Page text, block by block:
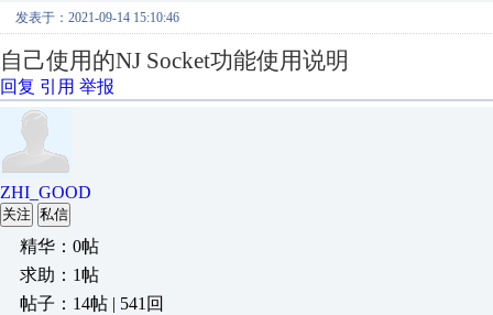
发表于：2021-09-14 15:10:46
自己使用的NJ Socket功能使用说明
回复 引用 举报
ZHI_GOOD
关注 私信
精华：0帖
求助：1帖
帖子：14帖 | 541回